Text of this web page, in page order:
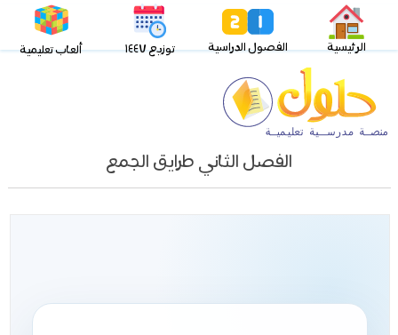
الرئيسية الفصول الدراسية توزيع ١٤٤٧ ألعاب تعليمية
الفصل الثاني طرايق الجمع